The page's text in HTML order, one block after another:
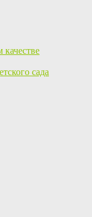
качестве
сада